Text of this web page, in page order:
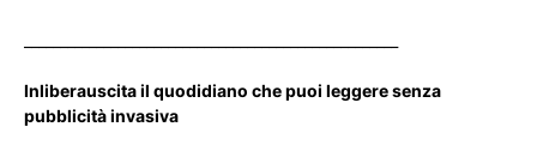
Inliberauscita il quodidiano che puoi leggere senza
pubblicità invasiva